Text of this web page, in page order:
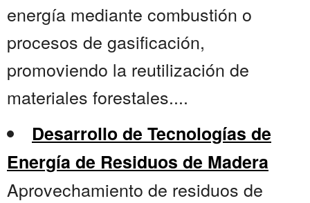
energía mediante combustión o
procesos de gasificación,
promoviendo la reutilización de
materiales forestales....
Desarrollo de Tecnologías de
Energía de Residuos de Madera
Aprovechamiento de residuos de